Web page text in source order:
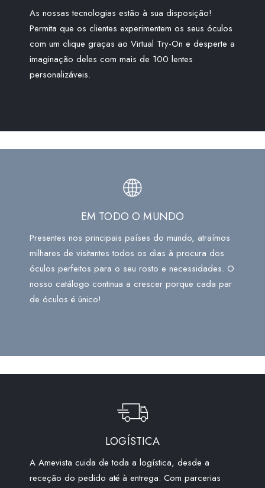
As nossas tecnologias estão à sua disposição!
Permita que os clientes experimentem os seus óculos
com um clique graças ao Virtual Try-On e desperte a
imaginação deles com mais de 100 lentes
personalizáveis.
EM TODO O MUNDO
Presentes nos principais países do mundo, atraímos
milhares de visitantes todos os dias à procura dos
óculos perfeitos para o seu rosto e necessidades. O
nosso catálogo continua a crescer porque cada par
de óculos é único!
LOGÍSTICA
A Amevista cuida de toda a logística, desde a
receção do pedido até à entrega. Com parcerias